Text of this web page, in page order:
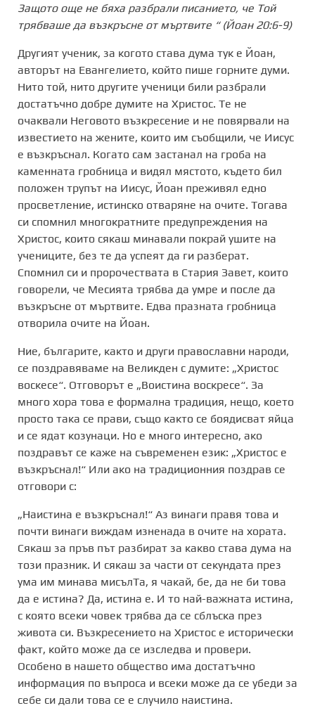
Защото още не бяха разбрали писанието, че Той
трябваше да възкръсне от мъртвите “ (Йоан 20:6-9)
Другият ученик, за когото става дума тук е Йоан,
авторът на Евангелието, който пише горните думи.
Нито той, нито другите ученици били разбрали
достатъчно добре думите на Христос. Те не
очаквали Неговото възкресение и не повярвали на
известието на жените, които им съобщили, че Иисус
е възкръснал. Когато сам застанал на гроба на
каменната гробница и видял мястото, където бил
положен трупът на Иисус, Йоан преживял едно
просветление, истинско отваряне на очите. Тогава
си спомнил многократните предупреждения на
Христос, които сякаш минавали покрай ушите на
учениците, без те да успеят да ги разберат.
Спомнил си и пророчествата в Стария Завет, които
говорели, че Месията трябва да умре и после да
възкръсне от мъртвите. Едва празната гробница
отворила очите на Йоан.
Ние, българите, както и други православни народи,
се поздравяваме на Великден с думите: „Христос
воскесе“. Отговорът е „Воистина воскресе“. За
много хора това е формална традиция, нещо, което
просто така се прави, също както се боядисват яйца
и се ядат козунаци. Но е много интересно, ако
поздравът се каже на съвременен език: „Христос е
възкръснал!“ Или ако на традиционния поздрав се
отговори с:
„Наистина е възкръснал!“ Аз винаги правя това и
почти винаги виждам изненада в очите на хората.
Сякаш за пръв път разбират за какво става дума на
този празник. И сякаш за части от секундата през
ума им минава мисълТа, я чакай, бе, да не би това
да е истина? Да, истина е. И то най-важната истина,
с която всеки човек трябва да се сблъска през
живота си. Възкресението на Христос е исторически
факт, който може да се изследва и провери.
Особено в нашето общество има достатъчно
информация по въпроса и всеки може да се убеди за
себе си дали това се е случило наистина.